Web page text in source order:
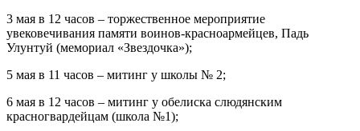
3 мая в 12 часов – торжественное мероприятие
увековечивания памяти воинов-красноармейцев, Падь
Улунтуй (мемориал «Звездочка»);
5 мая в 11 часов – митинг у школы № 2;
6 мая в 12 часов – митинг у обелиска слюдянским
красногвардейцам (школа №1);